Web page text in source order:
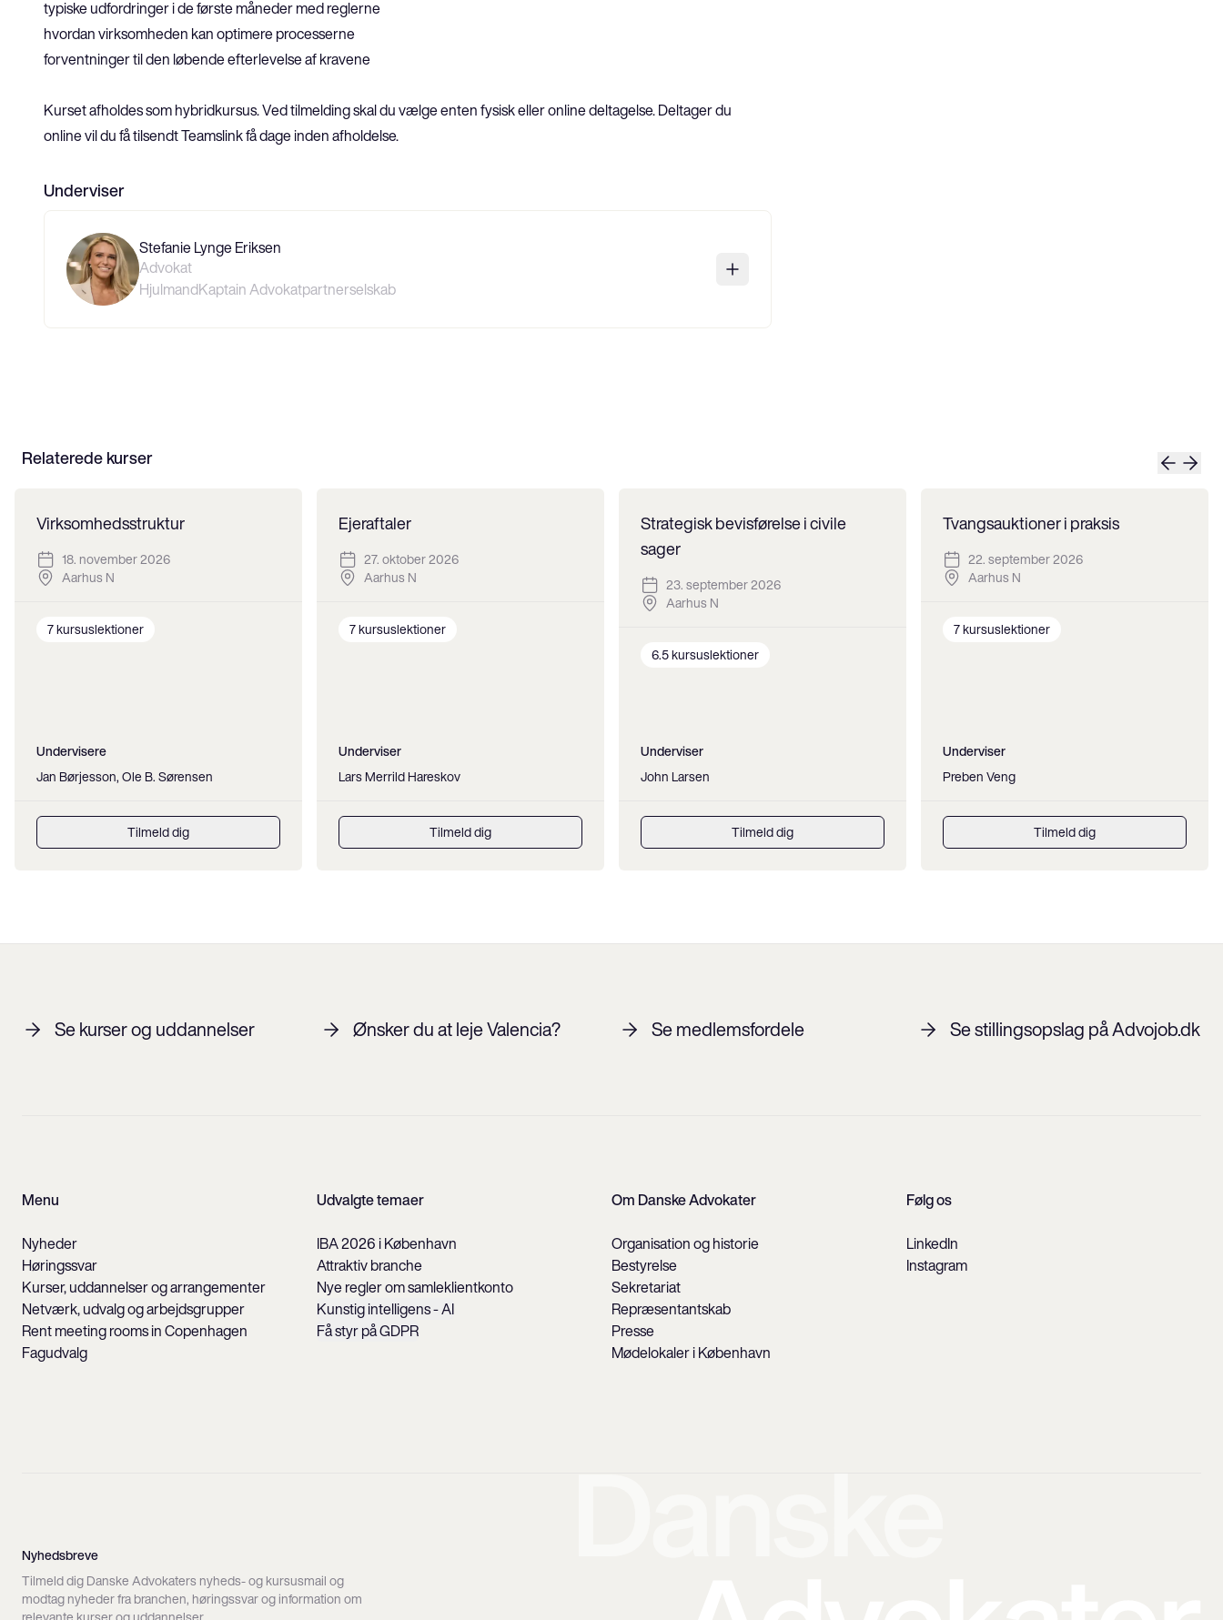
typiske udfordringer i de første måneder med reglerne
hvordan virksomheden kan optimere processerne
forventninger til den løbende efterlevelse af kravene
Kurset afholdes som hybridkursus. Ved tilmelding skal du vælge enten fysisk eller online deltagelse. Deltager du
online vil du få tilsendt Teamslink få dage inden afholdelse.
Underviser
Stefanie Lynge Eriksen
Advokat
HjulmandKaptain Advokatpartnerselskab
Relaterede kurser
Virksomhedsstruktur
18. november 2026
Aarhus N
7 kursuslektioner
Undervisere
Jan Børjesson, Ole B. Sørensen
Tilmeld dig
Ejeraftaler
27. oktober 2026
Aarhus N
7 kursuslektioner
Underviser
Lars Merrild Hareskov
Tilmeld dig
Strategisk bevisførelse i civile
sager
23. september 2026
Aarhus N
6.5 kursuslektioner
Underviser
John Larsen
Tilmeld dig
Tvangsauktioner i praksis
22. september 2026
Aarhus N
7 kursuslektioner
Underviser
Preben Veng
Tilmeld dig
Se kurser og uddannelser Ønsker du at leje Valencia? Se medlemsfordele Se stillingsopslag på Advojob.dk
Menu
Nyheder
Høringssvar
Kurser, uddannelser og arrangementer
Netværk, udvalg og arbejdsgrupper
Rent meeting rooms in Copenhagen
Fagudvalg
Udvalgte temaer
IBA 2026 i København
Attraktiv branche
Nye regler om samleklientkonto
Kunstig intelligens - AI
Få styr på GDPR
Om Danske Advokater
Organisation og historie
Bestyrelse
Sekretariat
Repræsentantskab
Presse
Mødelokaler i København
Følg os
LinkedIn
Instagram
Nyhedsbreve
Tilmeld dig Danske Advokaters nyheds- og kursusmail og
modtag nyheder fra branchen, høringssvar og information om
relevante kurser og uddannelser.